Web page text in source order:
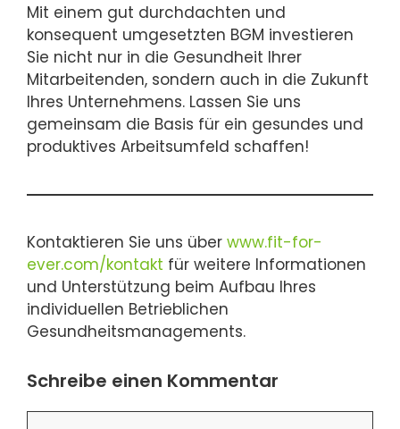
Mit einem gut durchdachten und
konsequent umgesetzten BGM investieren
Sie nicht nur in die Gesundheit Ihrer
Mitarbeitenden, sondern auch in die Zukunft
Ihres Unternehmens. Lassen Sie uns
gemeinsam die Basis für ein gesundes und
produktives Arbeitsumfeld schaffen!
Kontaktieren Sie uns über www.fit-for-
ever.com/kontakt für weitere Informationen
und Unterstützung beim Aufbau Ihres
individuellen Betrieblichen
Gesundheitsmanagements.
Schreibe einen Kommentar